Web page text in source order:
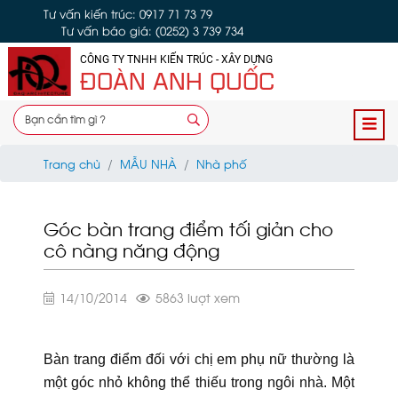
Tư vấn kiến trúc: 0917 71 73 79
Tư vấn báo giá: (0252) 3 739 734
CÔNG TY TNHH KIẾN TRÚC - XÂY DỰNG
ĐOÀN ANH QUỐC
Trang chủ MẪU NHÀ Nhà phố
Góc bàn trang điểm tối giản cho
cô nàng năng động
14/10/2014 5863 lượt xem
Bàn trang điểm đối với chị em phụ nữ thường là
một góc nhỏ không thể thiếu trong ngôi nhà. Một